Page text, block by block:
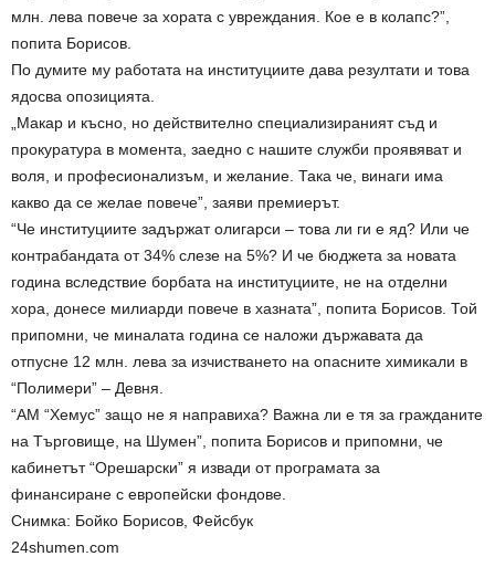
млн. лева повече за хората с увреждания. Кое е в колапс?”,
попита Борисов.
По думите му работата на институциите дава резултати и това
ядосва опозицията.
„Макар и късно, но действително специализираният съд и
прокуратура в момента, заедно с нашите служби проявяват и
воля, и професионализъм, и желание. Така че, винаги има
какво да се желае повече”, заяви премиерът.
“Че институциите задържат олигарси – това ли ги е яд? Или че
контрабандата от 34% слезе на 5%? И че бюджета за новата
година вследствие борбата на институциите, не на отделни
хора, донесе милиарди повече в хазната”, попита Борисов. Той
припомни, че миналата година се наложи държавата да
отпусне 12 млн. лева за изчистването на опасните химикали в
“Полимери” – Девня.
“АМ “Хемус” защо не я направиха? Важна ли е тя за гражданите
на Търговище, на Шумен”, попита Борисов и припомни, че
кабинетът “Орешарски” я извади от програмата за
финансиране с европейски фондове.
Снимка: Бойко Борисов, Фейсбук
24shumen.com